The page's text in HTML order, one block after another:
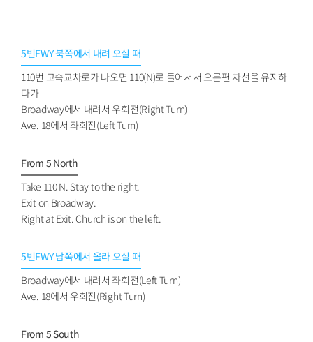
5번FWY 북쪽에서 내려 오실 때
110번 고속교차로가 나오면 110(N)로 들어서서 오른편 차선을 유지하
다가
Broadway에서 내려서 우회전(Right Turn)
Ave. 18에서 좌회전(Left Turn)
From 5 North
Take 110 N. Stay to the right.
Exit on Broadway.
Right at Exit. Church is on the left.
5번FWY 남쪽에서 올라 오실 때
Broadway에서 내려서 좌회전(Left Turn)
Ave. 18에서 우회전(Right Turn)
From 5 South